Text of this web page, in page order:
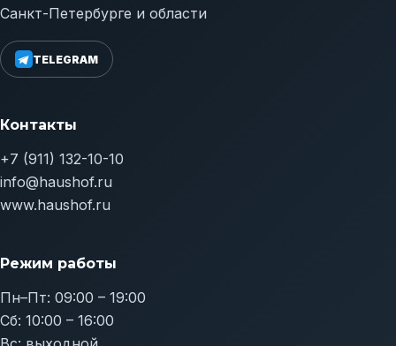
Санкт-Петербурге и области
TELEGRAM
Контакты
+7 (911) 132-10-10
info@haushof.ru
www.haushof.ru
Режим работы
Пн–Пт: 09:00 – 19:00
Сб: 10:00 – 16:00